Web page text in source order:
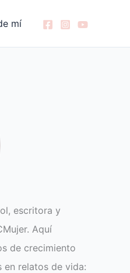
mí
escritora y
Aquí
de crecimiento
en relatos de vida: